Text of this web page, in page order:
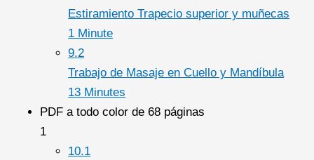
Estiramiento Trapecio superior y muñecas
1 Minute
9.2
Trabajo de Masaje en Cuello y Mandíbula
13 Minutes
PDF a todo color de 68 páginas
1
10.1